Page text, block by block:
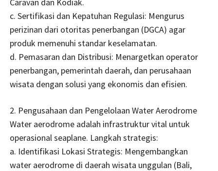
c. Sertifikasi dan Kepatuhan Regulasi: Mengurus
perizinan dari otoritas penerbangan (DGCA) agar
produk memenuhi standar keselamatan.
d. Pemasaran dan Distribusi: Menargetkan operator
penerbangan, pemerintah daerah, dan perusahaan
wisata dengan solusi yang ekonomis dan efisien.
2. Pengusahaan dan Pengelolaan Water Aerodrome
Water aerodrome adalah infrastruktur vital untuk
operasional seaplane. Langkah strategis:
a. Identifikasi Lokasi Strategis: Mengembangkan
water aerodrome di daerah wisata unggulan (Bali,